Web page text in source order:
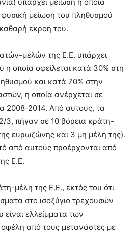
φυσική μείωση του πληθυσμού
εκροή του.
μελών της Ε.Ε. υπάρχει
οποία οφείλεται κατά 30% στη
και κατά 70% στην
η οποία ανέρχεται σε
2008-2014. Από αυτούς, τα
3, πήγαν σε 10 βόρεια κράτη-
ευρωζώνης και 3 μη μέλη της).
από αυτούς προέρχονται από
Ε.Ε.
μέλη της Ε.Ε., εκτός του ότι
στο ισοζύγιο τρεχουσών
ελλείμματα των
από τους μετανάστες με